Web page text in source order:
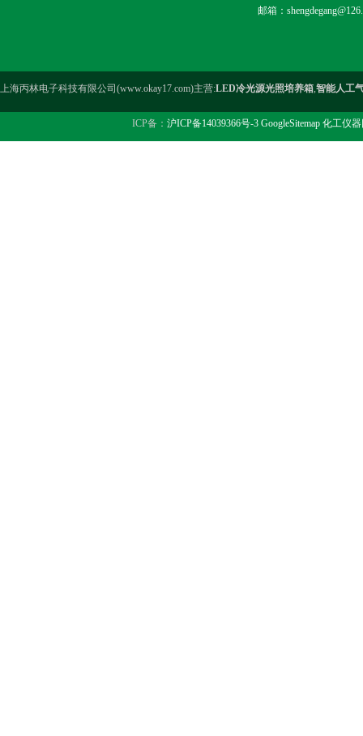
邮箱：
上海丙林电子科技有限公司(www.okay17.com)主营:LED冷光源光照培养箱,智能人工
ICP备： 沪ICP备14039366号-3 GoogleSitemap 化工仪